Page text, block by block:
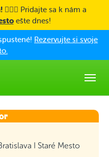
Pridajte sa k nám a
ešte dnes!
Rezervujte si svoje
I Staré Mesto